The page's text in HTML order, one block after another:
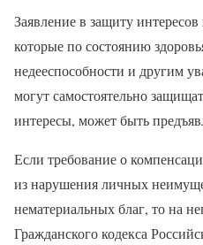
Заявление в защиту
которые по состоянию
недееспособности и другим
могут самостоятельно
интересы, может быть
Если требование о
из нарушения личных
нематериальных благ, то на
Гражданского кодекса